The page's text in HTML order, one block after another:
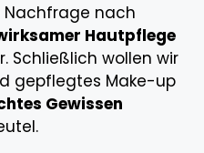
Nachfrage nach
Hautpflege
Schließlich wollen wir
gepflegtes Make-up
Gewissen